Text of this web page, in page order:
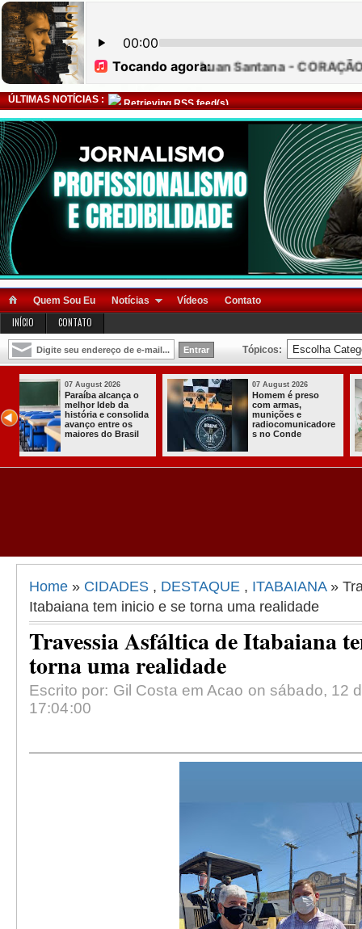
ÚLTIMAS NOTÍCIAS : Retrieving RSS feed(s)
Quem Sou Eu Notícias Vídeos Contato
INÍCIO CONTATO
Tópicos:
07 August 2026
Homem é preso
com armas,
munições e
radiocomunicadore
s no Conde
03 August 2026
Itabaiana
a primeira
Solidária a
Comunidade
Home » CIDADES , DESTAQUE , ITABAIANA»
Itabaiana tem inicio e se torna uma realidade
Travessia Asfáltica de Itabaiana
torna uma realidade
Escrito por: Gil Costa em Acao on sábado, 12
17:04:00